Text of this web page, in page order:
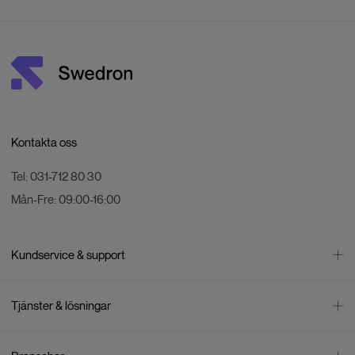
Kontakta oss
Tel: 031-712 80 30
Mån-Fre: 09:00-16:00
Kundservice & support
Leverans
Tjänster & lösningar